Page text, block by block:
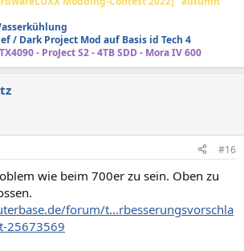
/ Dark Project Mod auf Basis id Tech 4
- ProJect S2 - 4TB SDD - Mora IV 600
#16
wie beim 700er zu sein. Oben zu
forum/t...rbesserungsvorschla
25673569